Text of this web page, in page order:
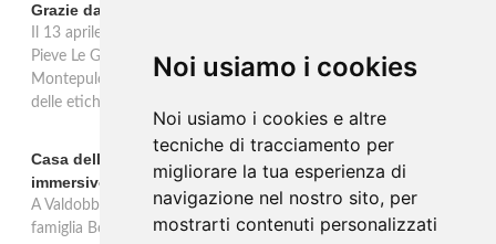
Noi usiamo i cookies
Noi usiamo i cookies e altre
tecniche di tracciamento per
migliorare la tua esperienza di
navigazione nel nostro sito, per
mostrarti contenuti personalizzati
Grazie dal 2016 al 2020
Il 13 aprile 2026 al Vinitaly, Talosa presenta la verticale inedita del
Pieve Le Grazie: cinque annate dal 2016 al 2020 del Nobile di
Montepulciano a 95 punti Vinous, per ripercorrere la genesi di una
delle etichette iconiche di Montepulciano.
Casa dell'Artista: a Valdobbiadene apre il soggiorno
immersivo tra arte e vino di Bortolomiol
A Valdobbiadene, nel cuore delle colline Patrimonio Unesco, la
famiglia Bortolomiol apre al pubblico la Casa dell'Artista: un